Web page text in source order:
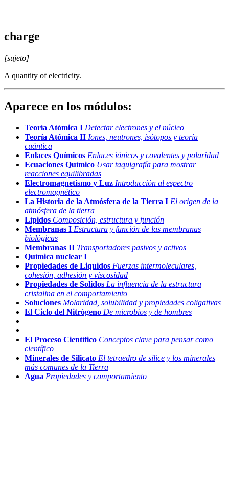
charge
[sujeto]
A quantity of electricity.
Aparece en los módulos:
Teoría Atómica I Detectar electrones y el núcleo
Teoría Atómica II Iones, neutrones, isótopos y teoría
cuántica
Enlaces Químicos Enlaces iónicos y covalentes y polaridad
Ecuaciones Químico Usar taquigrafía para mostrar
reacciones equilibradas
Electromagnetismo y Luz Introducción al espectro
electromagnético
La Historia de la Atmósfera de la Tierra I El origen de la
atmósfera de la tierra
Lípidos Composición, estructura y función
Membranas I Estructura y función de las membranas
biológicas
Membranas II Transportadores pasivos y activos
Química nuclear I
Propiedades de Liquidos Fuerzas intermoleculares,
cohesión, adhesión y viscosidad
Propiedades de Solidos La influencia de la estructura
cristalina en el comportamiento
Soluciones Molaridad, solubilidad y propiedades coligativas
El Ciclo del Nitrógeno De microbios y de hombres
El Proceso Científico Conceptos clave para pensar como
científico
Minerales de Silicato El tetraedro de sílice y los minerales
más comunes de la Tierra
Agua Propiedades y comportamiento